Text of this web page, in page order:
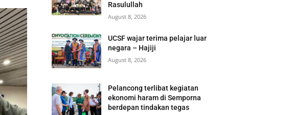
Rasulullah
August 8, 2026
UCSF wajar terima pelajar luar
negara – Hajiji
August 8, 2026
Pelancong terlibat kegiatan
ekonomi haram di Semporna
berdepan tindakan tegas